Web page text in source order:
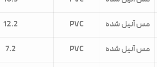
مس آنیل شده PVC
12.2
مس آنیل شده PVC
7.2